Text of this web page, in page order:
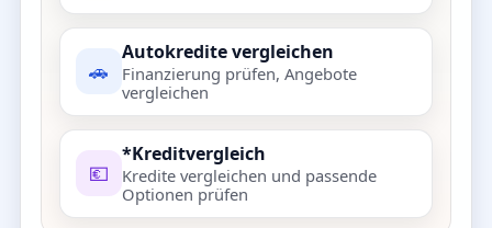
🚗
Autokredite vergleichen
Finanzierung prüfen, Angebote
vergleichen
💶
*Kreditvergleich
Kredite vergleichen und passende
Optionen prüfen